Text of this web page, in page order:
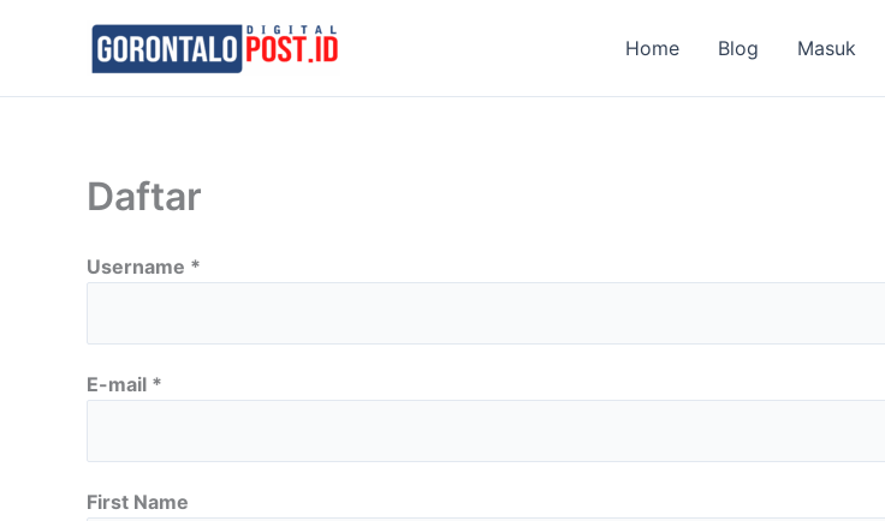
Home Blog Masuk
Daftar
Username *
E-mail *
First Name